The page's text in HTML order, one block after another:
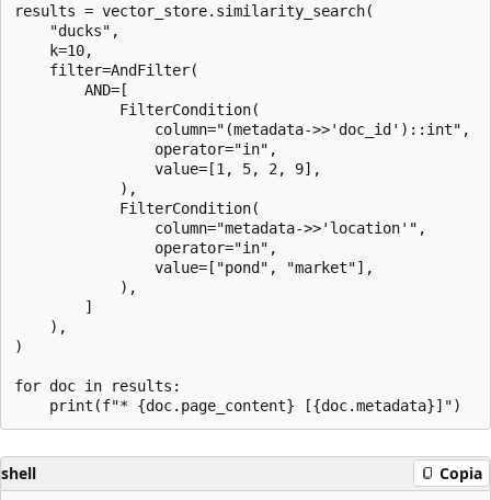
results = vector_store.similarity_search(
    "ducks",
    k=10,
    filter=AndFilter(
        AND=[
            FilterCondition(
                column="(metadata->>'doc_id')::int",
                operator="in",
                value=[1, 5, 2, 9],
            ),
            FilterCondition(
                column="metadata->>'location'",
                operator="in",
                value=["pond", "market"],
            ),
        ]
    ),
)
for doc in results:
shell Copia